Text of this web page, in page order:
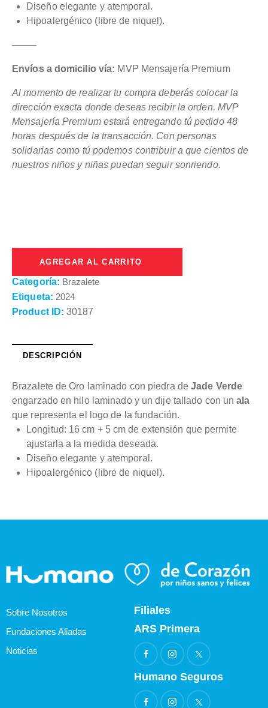
Diseño elegante y atemporal.
Hipoalergénico (libre de niquel).
——–
Envíos a domicilio vía: MVP Mensajería Premium
Al momento de realizar tu compra deberás colocar la
dirección exacta donde deseas recibir la orden. MVP
Mensajería Premium estará entregando tú pedido 48
horas después de la transacción. Con personas
solidarias como tú podemos contribuir a que cientos de
nuestros niños y niñas puedan seguir sonriendo.
AGREGAR AL CARRITO
Categoría: Brazalete
Etiqueta: 2024
Product ID:30187
DESCRIPCIÓN
Brazalete de Oro laminado con piedra de Jade Verde
engarzado en hilo laminado y un dije tallado con unala
que representa el logo de la fundación.
Longitud: 16 cm + 5 cm de extensión que permite
ajustarla a la medida deseada.
Diseño elegante y atemporal.
Hipoalergénico (libre de niquel).
Sobre Nosotros
Fundaciones Aliadas
Noticias
Filiales
ARS Primera
Humano Seguros